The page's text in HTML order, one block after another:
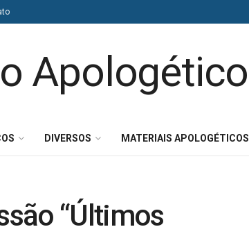
DIVERSOS MATERIAIS APOLOGÉTICOS
“Últimos